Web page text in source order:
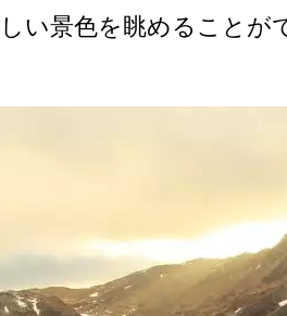
い景色を眺めること